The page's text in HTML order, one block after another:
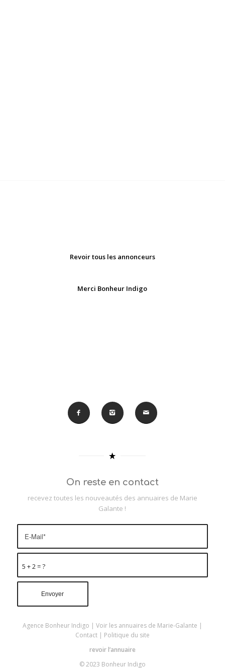
Revoir tous les annonceurs
Merci Bonheur Indigo
On reste en contact
recevez toutes les nouveautés des annuaires de Marie
Galante !
5 + 2 = ?
Agence Bonheur Indigo | Voir les annuaires de Marie-Galante |
Contact| Politique du site
revoir l’annuaire
© 2023 Bonheur Indigo